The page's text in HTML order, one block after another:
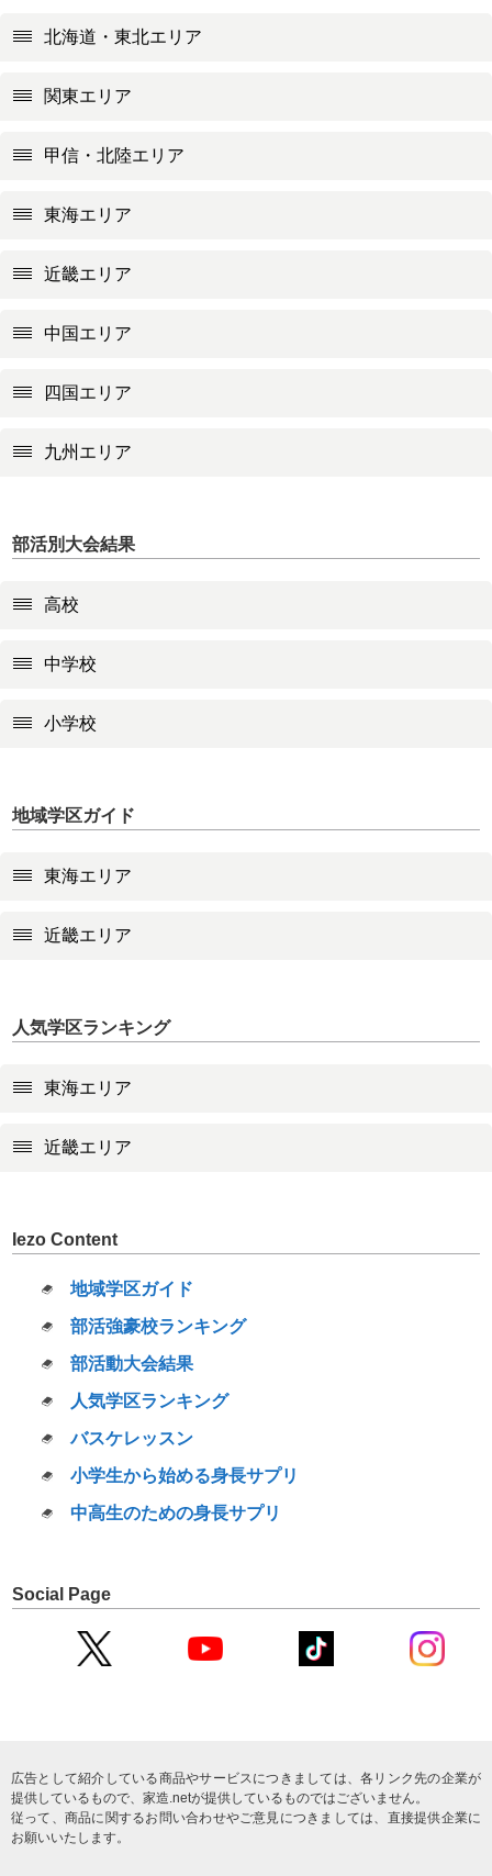
北海道・東北エリア
関東エリア
甲信・北陸エリア
東海エリア
近畿エリア
中国エリア
四国エリア
九州エリア
部活別大会結果
高校
中学校
小学校
地域学区ガイド
東海エリア
近畿エリア
人気学区ランキング
東海エリア
近畿エリア
Iezo Content
地域学区ガイド
部活強豪校ランキング
部活動大会結果
人気学区ランキング
バスケレッスン
小学生から始める身長サプリ
中高生のための身長サプリ
Social Page
広告として紹介している商品やサービスにつきましては、各リンク先の企業が
提供しているもので、家造.netが提供しているものではございません。
従って、商品に関するお問い合わせやご意見につきましては、直接提供企業に
お願いいたします。